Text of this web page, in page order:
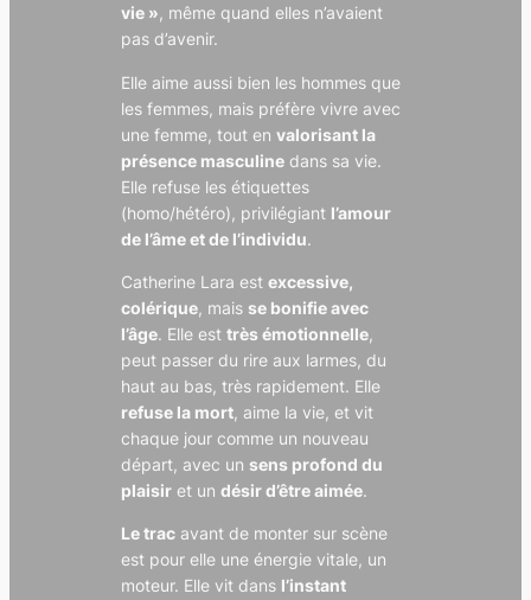
vie », même quand elles n’avaient
pas d’avenir.
Elle aime aussi bien les hommes que
les femmes, mais préfère vivre avec
une femme, tout envalorisant la
présence masculine dans sa vie.
Elle refuse les étiquettes
(homo/hétéro), privilégiant l’amour
de l’âme et de l’individu.
Catherine Lara estexcessive,
colérique, mais se bonifie avec
l’âge. Elle esttrès émotionnelle,
peut passer du rire aux larmes, du
haut au bas, très rapidement. Elle
refuse la mort, aime la vie, et vit
chaque jour comme un nouveau
départ, avec un sens profond du
plaisir et undésir d’être aimée.
Le trac avant de monter sur scène
est pour elle une énergie vitale, un
moteur. Elle vit dans l’instant